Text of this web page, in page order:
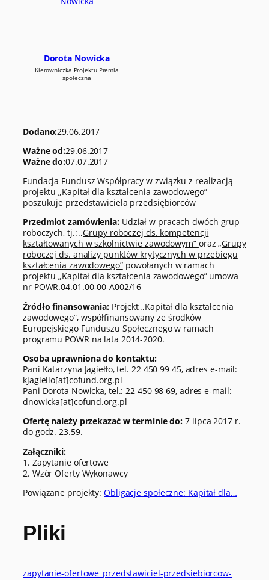
Dorota Nowicka
Kierowniczka Projektu Premia
społeczna
Dodano:29.06.2017
Ważne od:29.06.2017
Ważne do:07.07.2017
Fundacja Fundusz Współpracy w związku z realizacją
projektu „Kapitał dla kształcenia zawodowego”
poszukuje przedstawiciela przedsiębiorców
Przedmiot zamówienia:Udział w pracach dwóch grup
roboczych, tj.:„Grupy roboczej ds. kompetencji
kształtowanych w szkolnictwie zawodowym” oraz„Grupy
roboczej ds. analizy punktów krytycznych w przebiegu
kształcenia zawodowego”powołanych w ramach
projektu „Kapitał dla kształcenia zawodowego” umowa
nr POWR.04.01.00-00-A002/16
Źródło finansowania: Projekt „Kapitał dla kształcenia
zawodowego”, współfinansowany ze środków
Europejskiego Funduszu Społecznego w ramach
programu POWR na lata 2014-2020.
Osoba uprawniona do kontaktu:
Pani Katarzyna Jagiełło, tel. 22 450 99 45, adres e-mail:
kjagiello[at]cofund.org.pl
Pani Dorota Nowicka, tel.: 22 450 98 69, adres e-mail:
dnowicka[at]cofund.org.pl
Ofertę należy przekazać w terminie do: 7 lipca 2017 r.
do godz. 23.59.
Załączniki:
1. Zapytanie ofertowe
2. Wzór Oferty Wykonawcy
Powiązane projekty:Obligacje społeczne: Kapitał dla…
Pliki
zapytanie-ofertowe_przedstawiciel-przedsiebiorcow-